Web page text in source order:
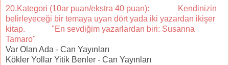
20.Kategori (10ar puan/ekstra 40 puan): Kendinizin
belirleyeceği bir temaya uyan dört yada iki yazardan ikişer
kitap. "En sevdiğim yazarlardan biri: Susanna
Tamaro"
Var Olan Ada - Can Yayınları
Kökler Yollar Yitik Benler - Can Yayınları